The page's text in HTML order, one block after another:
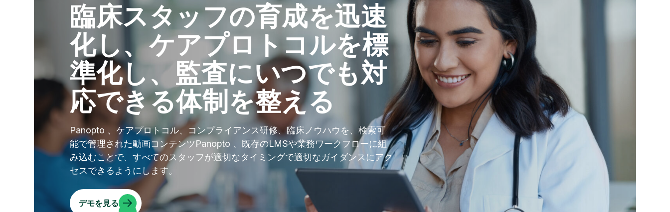
臨床スタッフの育成を迅速
化し、ケアプロトコルを標
準化し、監査にいつでも対
応できる体制を整える
Panopto 、ケアプロトコル、コンプライアンス研修、臨床ノウハウを、検索可
能で管理された動画コンテンツPanopto 、既存のLMSや業務ワークフローに組
み込むことで、すべてのスタッフが適切なタイミングで適切なガイダンスにアク
セスできるようにします。
デモを見る